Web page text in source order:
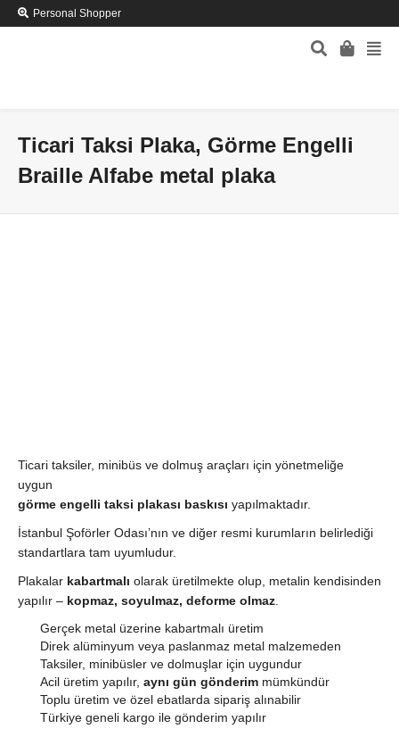
Personal Shopper
Ticari Taksi Plaka, Görme Engelli
Braille Alfabe metal plaka
Ticari taksiler, minibüs ve dolmuş araçları için yönetmeliğe
uygun
görme engelli taksi plakası baskısı yapılmaktadır.
İstanbul Şoförler Odası’nın ve diğer resmi kurumların belirlediği
standartlara tam uyumludur.
Plakalar kabartmalı olarak üretilmekte olup, metalin kendisinden
yapılır – kopmaz, soyulmaz, deforme olmaz
Gerçek metal üzerine kabartmalı üretim
Direk alüminyum veya paslanmaz metal malzemeden
Taksiler, minibüsler ve dolmuşlar için uygundur
Acil üretim yapılır, aynı gün gönderim mümkündür
Toplu üretim ve özel ebatlarda sipariş alınabilir
Türkiye geneli kargo ile gönderim yapılır